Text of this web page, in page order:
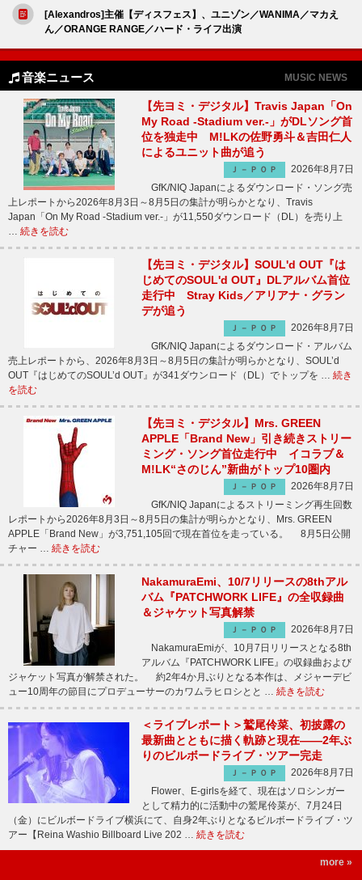
[Alexandros]主催【ディスフェス】、ユニゾン／WANIMA／マカえ
ん／ORANGE RANGE／ハード・ライフ出演
音楽ニュース MUSIC NEWS
【先ヨミ・デジタル】Travis Japan「On
My Road -Stadium ver.-」がDLソング首
位を独走中 M!LKの佐野勇斗＆吉田仁人
によるユニット曲が追う
Ｊ－ＰＯＰ
2026年8月7日
GfK/NIQ Japanによるダウンロード・ソング売
上レポートから2026年8月3日～8月5日の集計が明らかとなり、Travis
Japan「On My Road -Stadium ver.-」が11,550ダウンロード（DL）を売り上
… 続きを読む
【先ヨミ・デジタル】SOUL'd OUT『は
じめてのSOUL'd OUT』DLアルバム首位
走行中 Stray Kids／アリアナ・グラン
デが追う
Ｊ－ＰＯＰ
2026年8月7日
GfK/NIQ Japanによるダウンロード・アルバム
売上レポートから、2026年8月3日～8月5日の集計が明らかとなり、SOUL’d
OUT『はじめてのSOUL’d OUT』が341ダウンロード（DL）でトップを … 続き
を読む
【先ヨミ・デジタル】Mrs. GREEN
APPLE「Brand New」引き続きストリー
ミング・ソング首位走行中 イコラブ＆
M!LK“さのじん”新曲がトップ10圏内
Ｊ－ＰＯＰ
2026年8月7日
GfK/NIQ Japanによるストリーミング再生回数
レポートから2026年8月3日～8月5日の集計が明らかとなり、Mrs. GREEN
APPLE「Brand New」が3,751,105回で現在首位を走っている。 8月5日公開
チャー … 続きを読む
NakamuraEmi、10/7リリースの8thアル
バム『PATCHWORK LIFE』の全収録曲
＆ジャケット写真解禁
Ｊ－ＰＯＰ
2026年8月7日
NakamuraEmiが、10月7日リリースとなる8th
アルバム『PATCHWORK LIFE』の収録曲および
ジャケット写真が解禁された。 約2年4か月ぶりとなる本作は、メジャーデビ
ュー10周年の節目にプロデューサーのカワムラヒロシとと … 続きを読む
＜ライブレポート＞鷲尾伶菜、初披露の
最新曲とともに描く軌跡と現在――2年ぶ
りのビルボードライブ・ツアー完走
Ｊ－ＰＯＰ
2026年8月7日
Flower、E-girlsを経て、現在はソロシンガー
として精力的に活動中の鷲尾伶菜が、7月24日
（金）にビルボードライブ横浜にて、自身2年ぶりとなるビルボードライブ・ツ
アー【Reina Washio Billboard Live 202 … 続きを読む
more »